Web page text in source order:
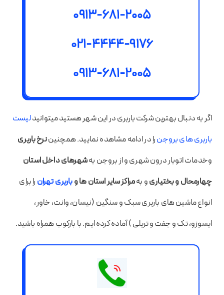
0913-681-2005
021-4444-9176
0913-681-2005
اگر به دنبال بهترین شرکت باربری در این شهر هستید میتوانیدلیست
باربری های بروجنرا در ادامه مشاهده نمایید. همچنیننرخ باربری
وخدمات اتوبار درون شهری و از بروجن بهشهرهای داخل استان
چهارمحال و بختیاریو بهمراکز سایر استان ها وباربری تهران را برای
انواع ماشین های باربری سبک و سنگین (نیسان، وانت، خاور،
ایسوزو، تک و جفت و تریلی ) آماده کرده ایم. با بارکوب همراه باشید.